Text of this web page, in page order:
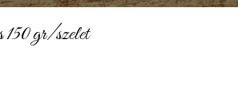
gr/szelet